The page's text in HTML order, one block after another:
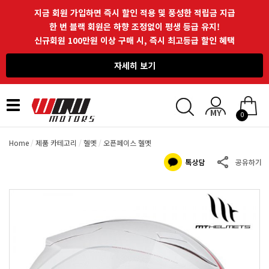
지금 회원 가입하면 즉시 할인 적용 및 풍성한 적립금 지급
한 번 블랙 회원은 하향 조정없이 평생 등급 유지!
신규회원 100만원 이상 구매 시, 즉시 최고등급 할인 혜택
자세히 보기
Toggle
navigation
0
Home 제품 카테고리 헬멧 오픈페이스 헬멧